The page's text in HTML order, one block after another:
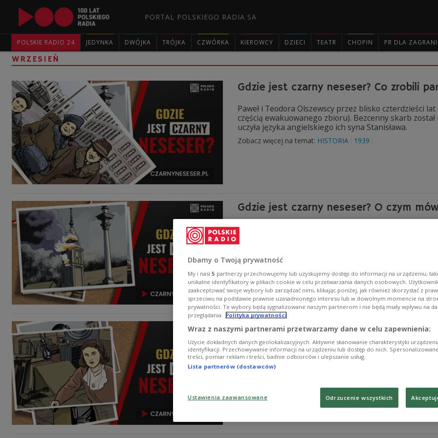
PORTAL POLSKIEGO RADIA SA
POLSKIE RADIO 24 JEDYNKA DWÓJKA TRÓJKA CZWÓRKA KIEROWCY DZIECI TEATR CHOPIN PR DLA
WRZESIEŃ
Gdzie jest czarny neseser? Co zrobili
Paweł i Teodora Olszewscy przez blisko czterdzieści
częścią ewakuowanego zbioru). Bezcenny skarb
uczyła języka angielskiego ich syna Stanisława.
Zobacz więcej na temat: HISTORIA 1939
Gdzie jest czarny neseser? O czym
Wśród osób, które wygłosiły przemówienia na
Gdzie jest czarny neseser? Troje
Wygłaszanie komunikatów podczas oblężenia
spikerom Jeremiemu Przyborze i Zbigniewowi
Zobacz więcej na temat:
Dbamy o Twoją prywatność
My i nasi 5 partnerzy przechowujemy lub uzyskujemy dostęp do informacji na urządzeniu,
unikalne identyfikatory w plikach cookie w celu przetwarzania danych osobowych.
zaakceptować swoje wybory lub zarządzać nimi, klikając poniżej, jak również skorzystać z
sprzeciwu na podstawie prawnie uzasadnionego interesu lub w dowolnym momencie na
prywatności. Te wybory będą sygnalizowane naszym partnerom i nie będą miały wpływu na
przeglądania. Polityka prywatności
Wraz z naszymi partnerami przetwarzamy dane w celu zapewnienia:
Użycie dokładnych danych geolokalizacyjnych. Aktywne skanowanie charakterystyki
identyfikacji. Przechowywanie informacji na urządzeniu lub dostęp do nich.
treści, pomiar reklam i treści, badnie odbiorców i ulepszanie usług.
Lista partnerów (dostawców)
Ustawienia zaawansowane Odrzucenie wszystkich